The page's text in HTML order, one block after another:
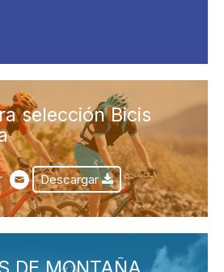
selección Bicis
Descargar